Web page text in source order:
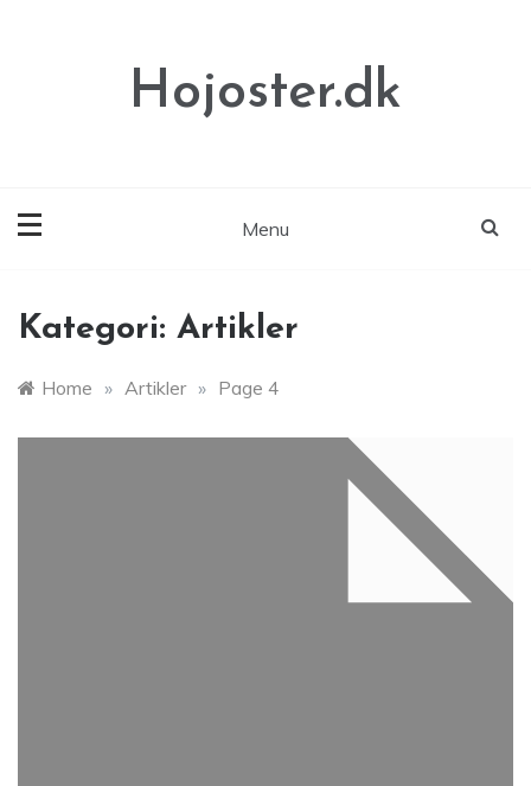
Hojoster.dk
Menu
Kategori: Artikler
Home » Artikler » Page 4